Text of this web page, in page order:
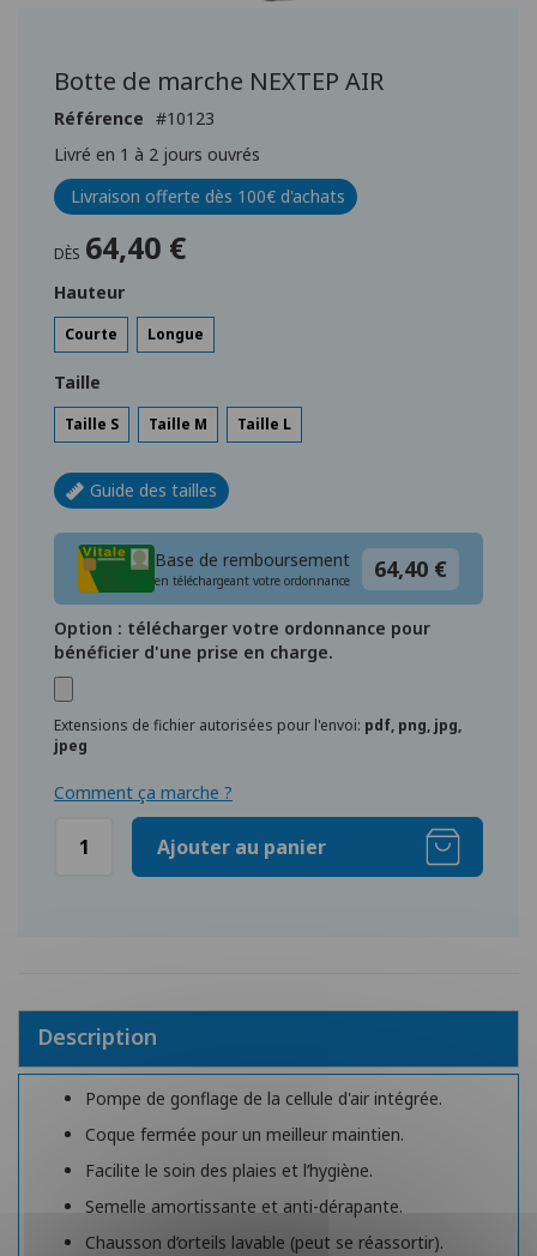
d’images
Botte de marche NEXTEP AIR
Référence
10123
Livré en 1 à 2 jours ouvrés
Livraison offerte dès 100€ d'achats
DÈS 64,40 €
Hauteur
Courte Longue
Taille
Taille S Taille M Taille L
Guide des tailles
Base de remboursement
en téléchargeant votre ordonnance 64,40 €
Option : télécharger votre ordonnance pour
bénéficier d'une prise en charge.
Extensions de fichier autorisées pour l'envoi: pdf, png, jpg,
jpeg
Comment ça marche ?
Ajouter au panier
Description
Pompe de gonflage de la cellule d'air intégrée.
Coque fermée pour un meilleur maintien.
Facilite le soin des plaies et l’hygiène.
Semelle amortissante et anti-dérapante.
Chausson d’orteils lavable (peut se réassortir).